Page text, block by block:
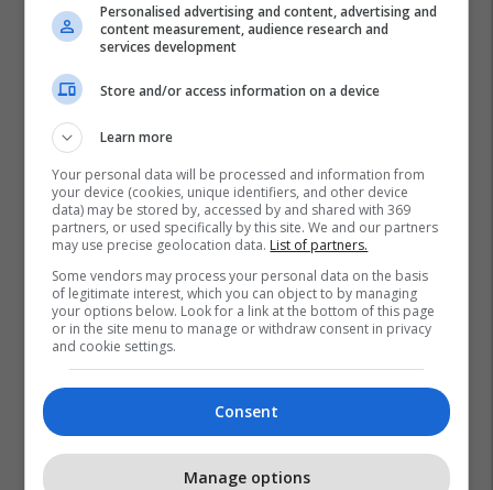
1
Personalised advertising and content, advertising and
content measurement, audience research and
services development
Store and/or access information on a device
Learn more
Your personal data will be processed and information from
your device (cookies, unique identifiers, and other device
data) may be stored by, accessed by and shared with 369
partners, or used specifically by this site. We and our partners
may use precise geolocation data. List of partners.
Some vendors may process your personal data on the basis
of legitimate interest, which you can object to by managing
your options below. Look for a link at the bottom of this page
or in the site menu to manage or withdraw consent in privacy
and cookie settings.
Consent
Manage options